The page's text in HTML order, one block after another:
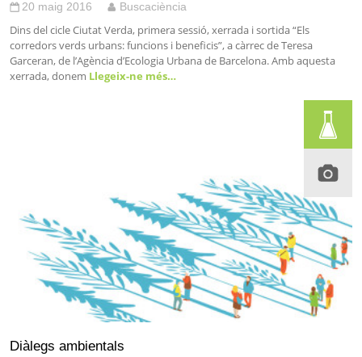
20 maig 2016 Buscaciència
Dins del cicle Ciutat Verda, primera sessió, xerrada i sortida “Els
corredors verds urbans: funcions i beneficis”, a càrrec de Teresa
Garceran, de l’Agència d’Ecologia Urbana de Barcelona. Amb aquesta
xerrada, donem Llegeix-ne més…
Diàlegs ambientals